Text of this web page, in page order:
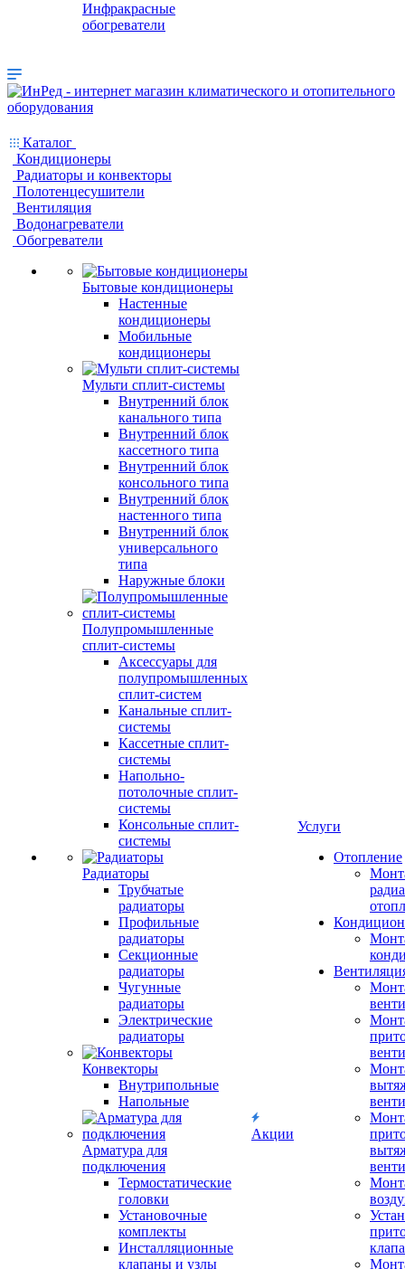
Инфракрасные
обогреватели
Каталог
Кондиционеры
Радиаторы и конвекторы
Полотенцесушители
Вентиляция
Водонагреватели
Обогреватели
Бытовые кондиционеры
Настенные
кондиционеры
Мобильные
кондиционеры
Мульти сплит-системы
Внутренний блок
канального типа
Внутренний блок
кассетного типа
Внутренний блок
консольного типа
Внутренний блок
настенного типа
Внутренний блок
универсального
типа
Наружные блоки
Полупромышленные
сплит-системы
Аксессуары для
полупромышленных
сплит-систем
Канальные сплит-
системы
Кассетные сплит-
системы
Напольно-
потолочные сплит-
системы
Консольные сплит-
системы
Радиаторы
Трубчатые
радиаторы
Профильные
радиаторы
Секционные
радиаторы
Чугунные
радиаторы
Электрические
радиаторы
Конвекторы
Внутрипольные
Напольные
Арматура для
подключения
Термостатические
головки
Установочные
комплекты
Инсталляционные
клапаны и узлы
Акции
Услуги
Отопление